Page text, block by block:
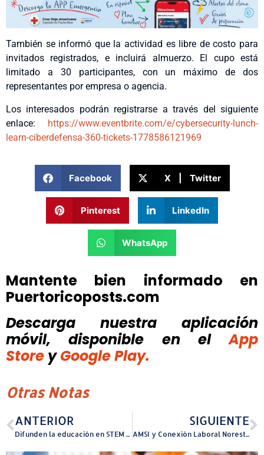
También se informó que la actividad es libre de costo para
invitados registrados, e incluirá almuerzo. El cupo está
limitado a 30 participantes, con un máximo de dos
representantes por empresa o agencia.
Los interesados podrán registrarse a través del siguiente
enlace: https://www.eventbrite.com/e/cybersecurity-lunch-
learn-ciberdefensa-360-tickets-1778586121969
Facebook X | Twitter
Pinterest LinkedIn
WhatsApp
Mantente bien informado en
Puertoricoposts.com
Descarga nuestra aplicación
móvil, disponible
en el
App
Store y Google Play.
Otras Notas
ANTERIOR
Difunden la educación en STEM desde Arecibo al mundo
SIGUIENTE
AMSI y Conexión Laboral Noreste firman acuerdo para ampliar servicios de empleo a beneficiarios del Seguro Social por incapacidad